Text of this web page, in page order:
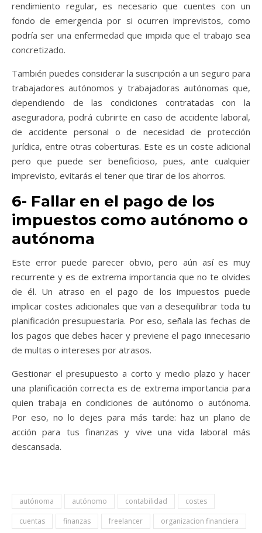
rendimiento regular, es necesario que cuentes con un
fondo de emergencia por si ocurren imprevistos, como
podría ser una enfermedad que impida que el trabajo sea
concretizado.
También puedes considerar la suscripción a un seguro para
trabajadores autónomos y trabajadoras autónomas que,
dependiendo de las condiciones contratadas con la
aseguradora, podrá cubrirte en caso de accidente laboral,
de accidente personal o de necesidad de protección
jurídica, entre otras coberturas. Este es un coste adicional
pero que puede ser beneficioso, pues, ante cualquier
imprevisto, evitarás el tener que tirar de los ahorros.
6- Fallar en el pago de los
impuestos como autónomo o
autónoma
Este error puede parecer obvio, pero aún así es muy
recurrente y es de extrema importancia que no te olvides
de él. Un atraso en el pago de los impuestos puede
implicar costes adicionales que van a desequilibrar toda tu
planificación presupuestaria. Por eso, señala las fechas de
los pagos que debes hacer y previene el pago innecesario
de multas o intereses por atrasos.
Gestionar el presupuesto a corto y medio plazo y hacer
una planificación correcta es de extrema importancia para
quien trabaja en condiciones de autónomo o autónoma.
Por eso, no lo dejes para más tarde: haz un plano de
acción para tus finanzas y vive una vida laboral más
descansada.
autónoma autónomo contabilidad
costes
cuentas
finanzas freelancer
organizacion financiera